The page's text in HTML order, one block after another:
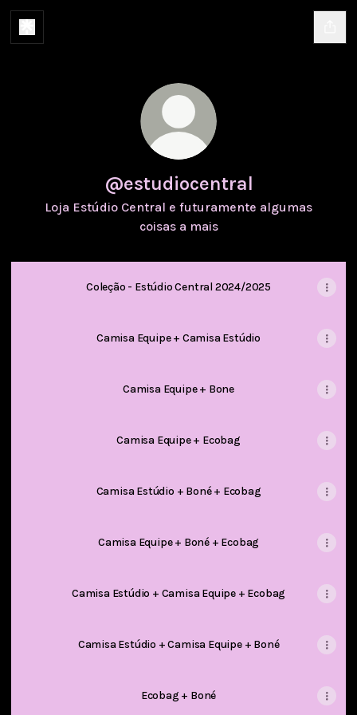
@estudiocentral
Loja Estúdio Central e futuramente algumas
coisas a mais
Coleção - Estúdio Central 2024/2025
Camisa Equipe + Camisa Estúdio
Camisa Equipe + Bone
Camisa Equipe + Ecobag
Camisa Estúdio + Boné + Ecobag
Camisa Equipe + Boné + Ecobag
Camisa Estúdio + Camisa Equipe + Ecobag
Camisa Estúdio + Camisa Equipe + Boné
Ecobag + Boné